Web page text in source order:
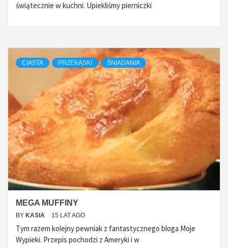
świątecznie w kuchni. Upiekliśmy pierniczki
CIASTA PRZEKĄSKI ŚNIADANIA
MEGA MUFFINY
BY KASIA 15 LAT AGO
Tym razem kolejny pewniak z fantastycznego bloga Moje
Wypieki. Przepis pochodzi z Ameryki i w